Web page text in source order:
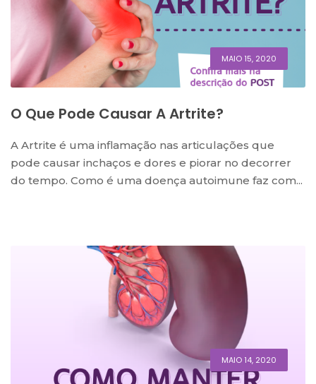
MAIO 15, 2020
O Que Pode Causar A Artrite?
A Artrite é uma inflamação nas articulações que
pode causar inchaços e dores e piorar no decorrer
do tempo. Como é uma doença autoimune faz com...
MAIO 14, 2020